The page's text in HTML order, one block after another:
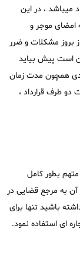
میباشد ، در این
امضای موجر و
بروز مشکلات و ضرر
است پیش بیاید
همچون مدت زمان
دو طرف قرارداد ،
متهم بطور کامل
به مرجع قضایی در
باشید تنها برای
ای استفاده نمود.